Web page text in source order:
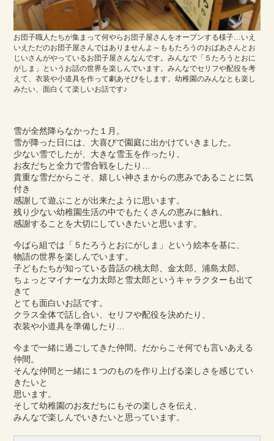
お団子職人たちが集まって何やらお団子屋さんをオープンする様子…いえ
いえただのお団子屋さんではありませんよ～ももたろうのおばあさんとお
じいさんがやっているお団子屋さんなんです。みんなで「５たろうとおに
がしま」というお話の世界を楽しんでいます。みんなでセリフや配役を考
えて、衣装や小道具を作って劇あそびをします。幼稚園のみんなとも楽し
みたい、面白くて楽しいお話です♪
雪が全然降らなかった１月。
雪が降った日には、大喜びで園庭に出かけていきました。
少ない雪でしたが、大きな雪玉を作ったり、
お友だちと全力で雪合戦をしたり…
貴重な雪だからこそ、嬉しい神さまからの恵みであることに気
付き
感謝して遊ぶことが出来たように思います。
残り少ない幼稚園生活の中でもたくさんの恵みに触れ、
感謝することを大切にしていきたいと思います。
今ばら組では「５たろうとおにがしま」という絵本を基に、
物語の世界を楽しんでいます。
子どもたちが知っている昔話の桃太郎、金太郎、浦島太郎。
ちょっとマイナーな力太郎と雪太郎というキャラクターも出て
きて
とても面白いお話です。
クラス全体で話し合い、セリフや配役を決めたり、
衣装や小道具を準備したり…
今まで一緒に過ごしてきた仲間。だからこそ何でも言いあえる
仲間。
そんな仲間と一緒に１つのものを作り上げる楽しさを感じてい
きたいと
思います。
そして幼稚園のお友だちにもその楽しさを伝え、
みんなで楽しんでいきたいと思っています。